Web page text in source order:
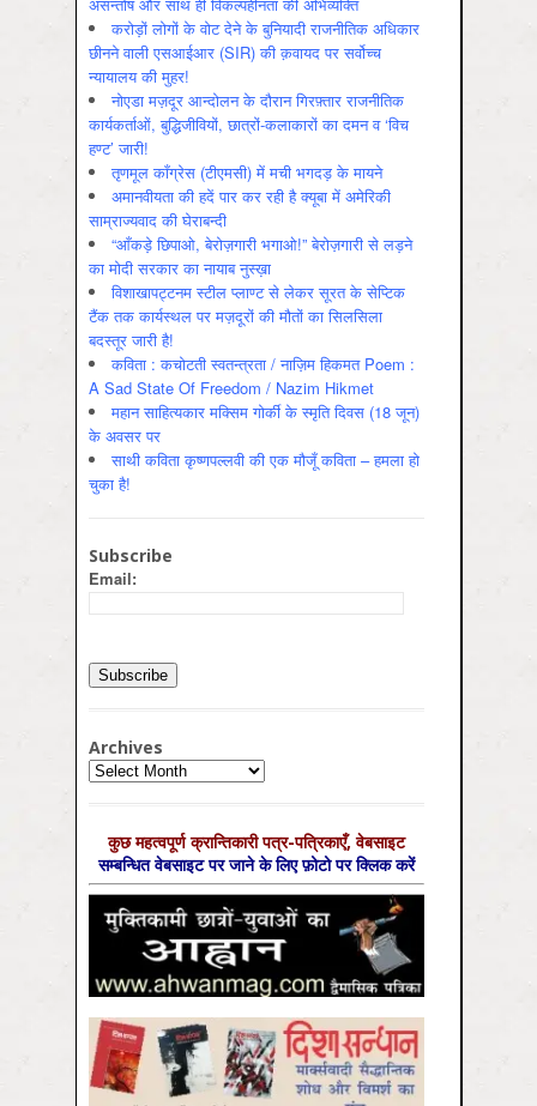
करोड़ों लोगों के वोट देने के बुनियादी राजनीतिक अधिकार
छीनने वाली एसआईआर (SIR) की क़वायद पर सर्वोच्च
न्यायालय की मुहर!
नोएडा मज़दूर आन्दोलन के दौरान गिरफ़्तार राजनीतिक
कार्यकर्ताओं, बुद्धिजीवियों, छात्रों-कलाकारों का दमन व ‘विच
हण्ट’ जारी!
तृणमूल काँग्रेस (टीएमसी) में मची भगदड़ के मायने
अमानवीयता की हदें पार कर रही है क्यूबा में अमेरिकी
साम्राज्यवाद की घेराबन्दी
“आँकड़े छिपाओ, बेरोज़गारी भगाओ!” बेरोज़गारी से लड़ने
का मोदी सरकार का नायाब नुस्ख़ा
विशाखापट्टनम स्टील प्लाण्ट से लेकर सूरत के सेप्टिक
टैंक तक कार्यस्थल पर मज़दूरों की मौतों का सिलसिला
बदस्तूर जारी है!
कविता : कचोटती स्वतन्त्रता / नाज़िम हिकमत Poem :
A Sad State Of Freedom / Nazim Hikmet
महान साहित्यकार मक्सिम गोर्की के स्मृति दिवस (18 जून)
के अवसर पर
साथी कविता कृष्णपल्लवी की एक मौजूँ कविता – हमला हो
चुका है!
Subscribe
Email:
Archives
Archives
कुछ महत्‍वपूर्ण क्रान्तिकारी पत्र-पत्रिकाएँ, वेबसाइट
सम्‍बन्धित वेबसाइट पर जाने के लिए फ़ोटो पर क्लिक करें